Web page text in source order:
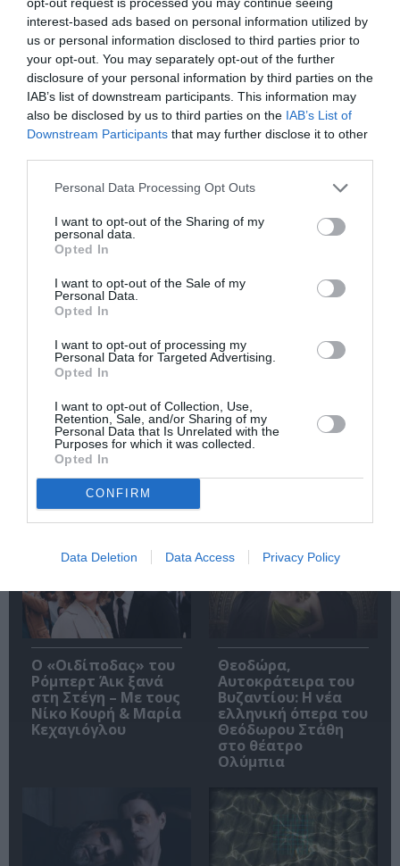
interest-based ads based on personal information utilized by
us or personal information disclosed to third parties prior to
your opt-out. You may separately opt-out of the further
disclosure of your personal information by third parties on the
IAB’s list of downstream participants. This information may
also be disclosed by us to third parties on the IAB’s List of
Downstream Participants that may further disclose it to other
Personal Data Processing Opt Outs
I want to opt-out of the Sharing of my
personal data.
Opted In
I want to opt-out of the Sale of my
Personal Data.
Opted In
I want to opt-out of processing my
Personal Data for Targeted Advertising.
Opted In
I want to opt-out of Collection, Use,
Retention, Sale, and/or Sharing of my
Personal Data that Is Unrelated with the
Purposes for which it was collected.
Opted In
CONFIRM
Data Deletion Data Access Privacy Policy
www.tintgallery.gr
Ακολουθήστε το Culturenow.gr στοGoogle Newsκαι
μάθετε πρώτοι όλες τις ειδήσεις
Δείτε όλα τατελευταία νέαγια την Τέχνη και τον
Πολιτισμό στοCulturenow.gr
Νέοι Διαγωνισμοί ❯
Newsletter
Κάθε βδομάδα στο e-mail σας τα τελευταία νέα για
την Τέχνη και τον Πολιτισμό!
Δημοφιλή Άρθρα
O «Οιδίποδας» του
Ρόμπερτ Άικ ξανά
στη Στέγη – Με τους
Νίκο Κουρή & Μαρία
Κεχαγιόγλου
Θεοδώρα,
Αυτοκράτειρα του
Βυζαντίου: Η νέα
ελληνική όπερα του
Θεόδωρου Στάθη
στο θέατρο
Ολύμπια